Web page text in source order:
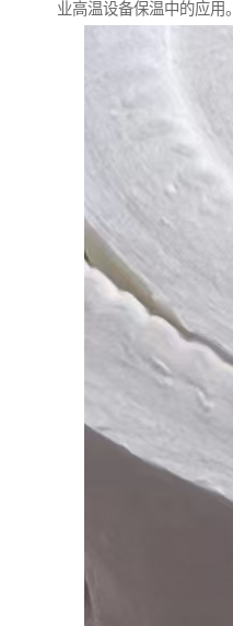
业高温设备保温中的应用。